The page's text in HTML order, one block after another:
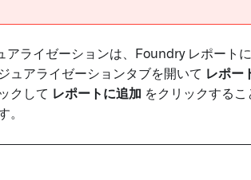
ライゼーションは、Foundry レポート
ュアライゼーションタブを開いて レポー
クして レポートに追加 をクリックするこ
。